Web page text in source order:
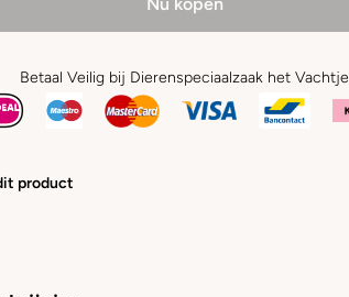
Betaal Veilig bij Dierenspeciaalzaak het Vachtje
product